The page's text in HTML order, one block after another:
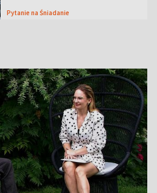
Pytanie na Śniadanie